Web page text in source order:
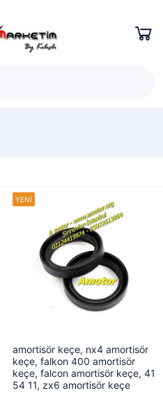
amortisör keçe, nx4 amortisör
keçe, falkon 400 amortisör
keçe, falcon amortisör keçe, 41
54 11, zx6 amortisör keçe